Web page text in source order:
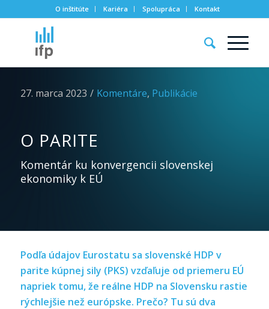
O inštitúte Kariéra Spolupráca Kontakt
27. marca 2023 / Komentáre, Publikácie
O PARITE
Komentár ku konvergencii slovenskej
ekonomiky k EÚ
Podľa údajov Eurostatu sa slovenské HDP v
parite kúpnej sily (PKS) vzďaľuje od priemeru EÚ
napriek tomu, že reálne HDP na Slovensku rastie
rýchlejšie než európske. Prečo? Tu sú dva